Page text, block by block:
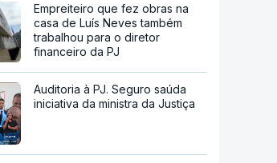
Empreiteiro que fez obras na
casa de Luís Neves também
trabalhou para o diretor
financeiro da PJ
Auditoria à PJ. Seguro saúda
iniciativa da ministra da Justiça